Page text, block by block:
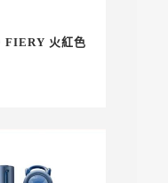
FIERY 火紅色